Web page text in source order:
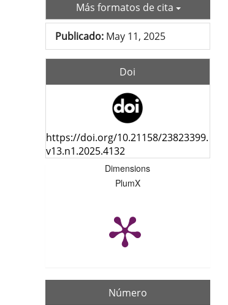
Más formatos de cita
Publicado: May 11, 2025
Doi
https://doi.org/10.21158/23823399.
v13.n1.2025.4132
Dimensions
PlumX
Número